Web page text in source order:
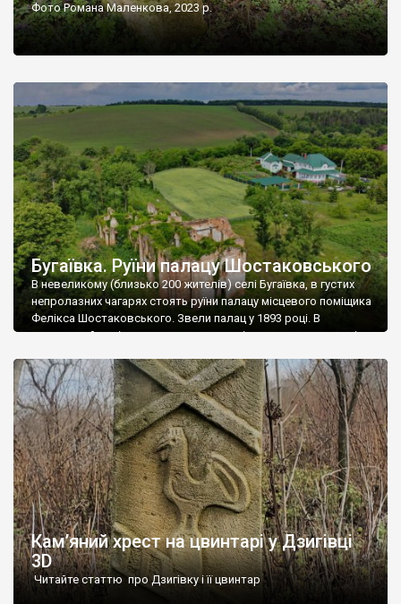
Фото Романа Маленкова, 2023 р.
Бугаївка. Руїни палацу Шостаковського
В невеликому (близько 200 жителів) селі Бугаївка, в густих
непролазних чагарях стоять руїни палацу місцевого поміщика
Фелікса Шостаковського. Звели палац у 1893 році. В
радянський період у ньому спочатку містилася школа, потім
століття тут розмістили туберкульозну лікарню. Коли із
палацу виїхала лікарня – ми точно не […]
Кам’яний хрест на цвинтарі у Дзигівці
3D
Читайте статтю про Дзигівку і її цвинтар